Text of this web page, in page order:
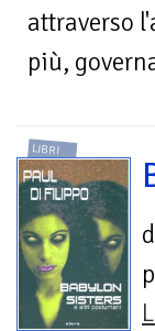
attraverso
più,
LIBRI